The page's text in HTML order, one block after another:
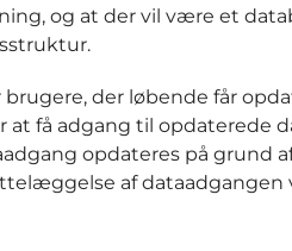
og at der vil være et
der løbende får
at få adgang til opdaterede
opdateres på grund
af